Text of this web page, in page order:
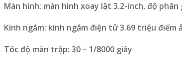
Màn hình: màn hình xoay lật 3.2-inch, độ
Kính ngắm: kính ngắm điện tử 3.69 triệu điểm
Tốc độ màn trập: 30 – 1/8000 giây